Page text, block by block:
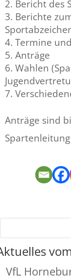
Bericht des
Berichte
Termine
Anträge
Wahlen
Anträge sind
VfL